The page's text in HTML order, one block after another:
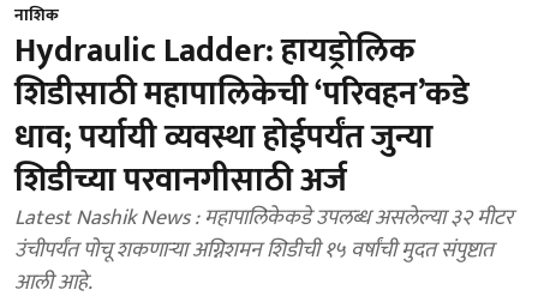
नाशिक
Hydraulic Ladder: हायड्रोलिक
शिडीसाठी महापालिकेची ‘परिवहन’कडे
धाव; पर्यायी व्यवस्था होईपर्यंत जुन्या
शिडीच्या परवानगीसाठी अर्ज
Latest Nashik News : महापालिकेकडे उपलब्ध असलेल्या ३२ मीटर
उंचीपर्यंत पोचू शकणाऱ्या अग्निशमन शिडीची १५ वर्षांची मुदत संपुष्टात
आली आहे.